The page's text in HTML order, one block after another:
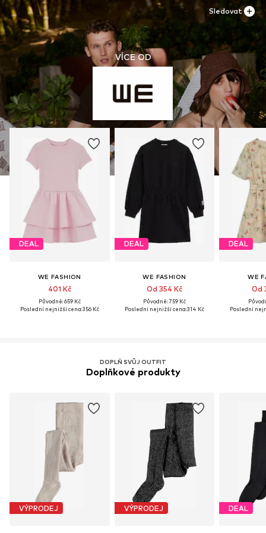
VÍCE OD
DEAL
WE FASHION
401 Kč
Původně: 659 Kč
Poslední nejnižší cena:356 Kč
DEAL
WE FASHION
Od 354 Kč
Původně: 759 Kč
Poslední nejnižší cena:314 Kč
DEAL
WE
Od
Poslední
Sledovat
DOPLŇ SVŮJ OUTFIT
Doplňkové produkty
VÝPRODEJ VÝPRODEJ DEAL